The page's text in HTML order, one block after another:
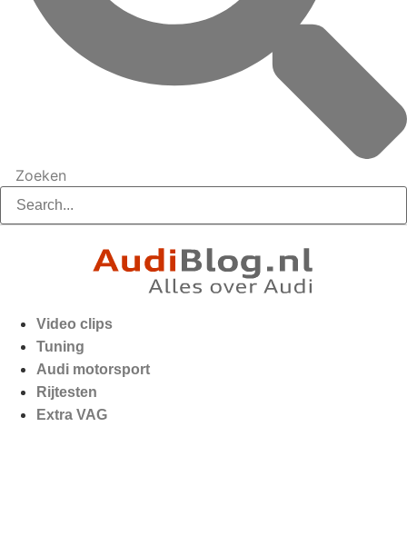
Zoeken
Video clips
Tuning
Audi motorsport
Rijtesten
Extra VAG